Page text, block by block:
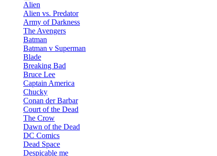
Alien
Alien vs. Predator
Army of Darkness
The Avengers
Batman
Batman v Superman
Blade
Breaking Bad
Bruce Lee
Captain America
Chucky
Conan der Barbar
Court of the Dead
The Crow
Dawn of the Dead
DC Comics
Dead Space
Despicable me